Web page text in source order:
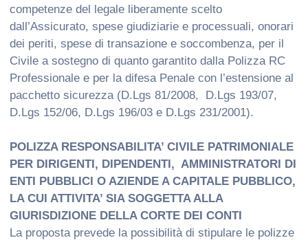
competenze del legale liberamente scelto
dall’Assicurato, spese giudiziarie e processuali, onorari
dei periti, spese di transazione e soccombenza, per il
Civile a sostegno di quanto garantito dalla Polizza RC
Professionale e per la difesa Penale con l’estensione al
pacchetto sicurezza (D.Lgs 81/2008, D.Lgs 193/07,
D.Lgs 152/06, D.Lgs 196/03 e D.Lgs 231/2001).
POLIZZA RESPONSABILITA’ CIVILE PATRIMONIALE
PER DIRIGENTI, DIPENDENTI, AMMINISTRATORI DI
ENTI PUBBLICI O AZIENDE A CAPITALE PUBBLICO,
LA CUI ATTIVITA’ SIA SOGGETTA ALLA
GIURISDIZIONE DELLA CORTE DEI CONTI
La proposta prevede la possibilità di stipulare le polizze